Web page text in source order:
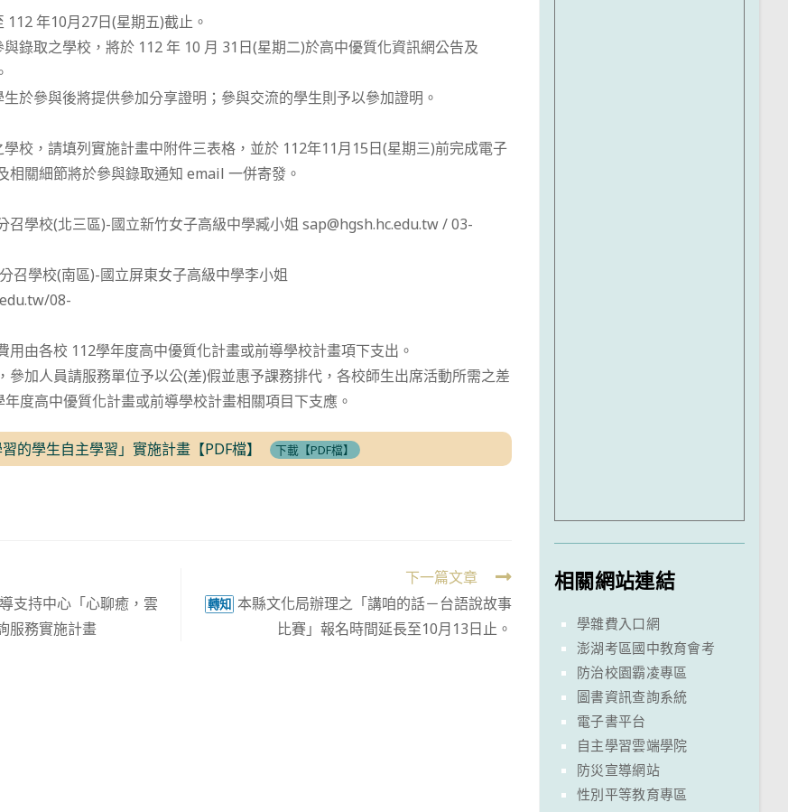
年10月27日(星期五)截止。
錄取之學校，將於 112 年 10 月 31日(星期二)於高中優質化資訊網公告及
於參與後將提供參加分享證明；參與交流的學生則予以參加證明。
校，請填列實施計畫中附件三表格，並於 112年11月15日(星期三)前完成電子
相關細節將於參與錄取通知 email 一併寄發。
召學校(北三區)-國立新竹女子高級中學臧小姐 sap@hgsh.hc.edu.tw / 03-
召學校(南區)-國立屏東女子高級中學李小姐
08-
用由各校 112學年度高中優質化計畫或前導學校計畫項下支出。
參加人員請服務單位予以公(差)假並惠予課務排代，各校師生出席活動所需之差
度高中優質化計畫或前導學校計畫相關項目下支應。
的學生自主學習」實施計畫【PDF檔】 下載【PDF檔】
支持中心「心聊癒，雲
服務實施計畫
下一篇文章
轉知 本縣文化局辦理之「講咱的話－台語說故事
比賽」報名時間延長至10月13日止。
相關網站連結
學雜費入口網
澎湖考區國中教育會考
防治校園霸凌專區
圖書資訊查詢系統
電子書平台
自主學習雲端學院
防災宣導網站
性別平等教育專區